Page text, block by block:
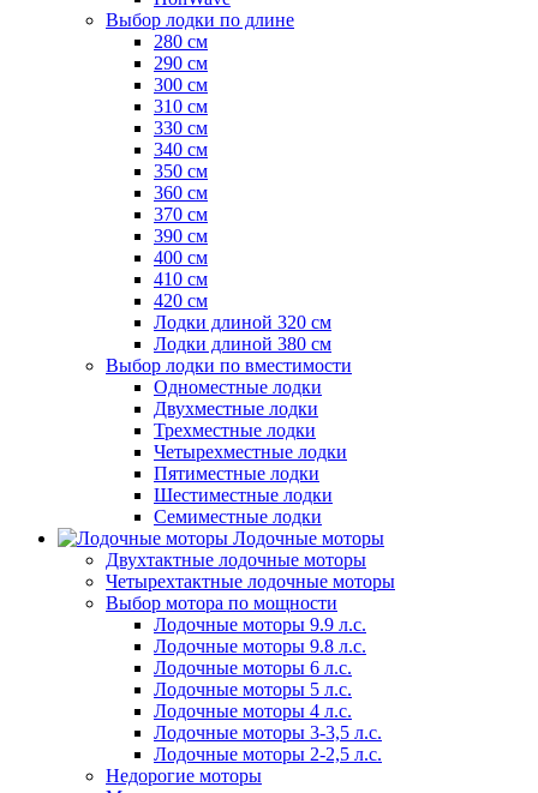
Выбор лодки по длине
280 см
290 см
300 см
310 см
330 см
340 см
350 см
360 см
370 см
390 см
400 см
410 см
420 см
Лодки длиной 320 см
Лодки длиной 380 см
Выбор лодки по вместимости
Одноместные лодки
Двухместные лодки
Трехместные лодки
Четырехместные лодки
Пятиместные лодки
Шестиместные лодки
Семиместные лодки
Лодочные моторы
Двухтактные лодочные моторы
Четырехтактные лодочные моторы
Выбор мотора по мощности
Лодочные моторы 9.9 л.с.
Лодочные моторы 9.8 л.с.
Лодочные моторы 6 л.с.
Лодочные моторы 5 л.с.
Лодочные моторы 4 л.с.
Лодочные моторы 3-3,5 л.с.
Лодочные моторы 2-2,5 л.с.
Недорогие моторы